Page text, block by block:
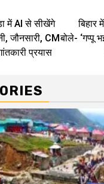
में AI से सीखेंगे
जौनसारी, CM
प्रयास
बिहार
बोले- ‘गप्पू